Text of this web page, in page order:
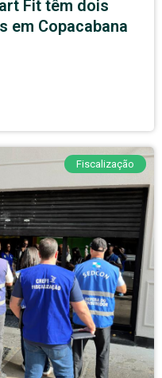
Fit têm dois
em Copacabana
Fiscalização